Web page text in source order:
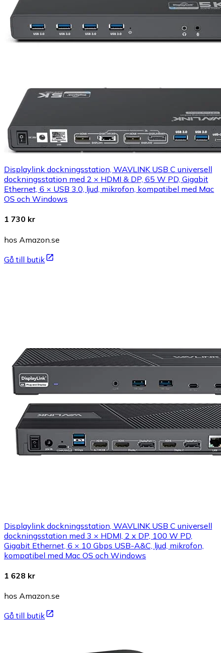
Displaylink dockningsstation, WAVLINK USB C universell
dockningsstation med 2 × HDMI & DP, 65 W PD, Gigabit
Ethernet, 6 × USB 3.0, ljud, mikrofon, kompatibel med Mac
OS och Windows
1 730 kr
hos Amazon.se
Gå till butik
Displaylink dockningsstation, WAVLINK USB C universell
dockningsstation med 3 × HDMI, 2 x DP, 100 W PD,
Gigabit Ethernet, 6 × 10 Gbps USB-A&C, ljud, mikrofon,
kompatibel med Mac OS och Windows
1 628 kr
hos Amazon.se
Gå till butik